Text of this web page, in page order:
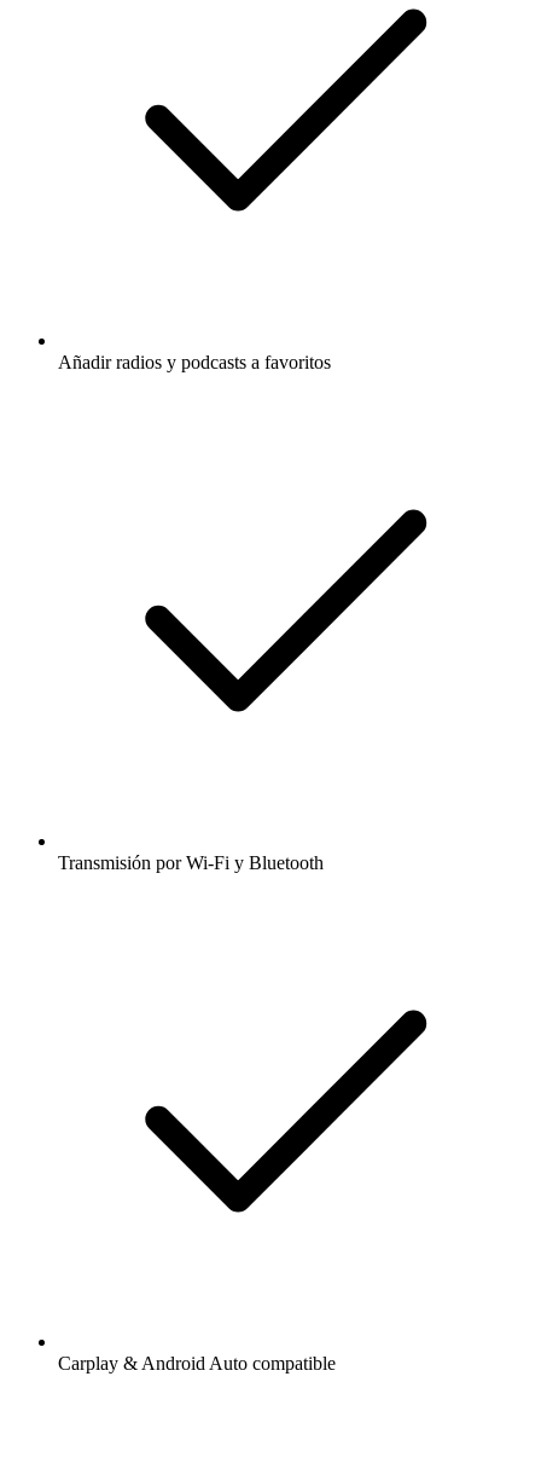
Añadir radios y podcasts a favoritos
Transmisión por Wi-Fi y Bluetooth
Carplay & Android Auto compatible